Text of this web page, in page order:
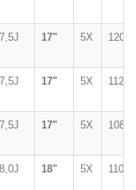
7,5J 17" 5X 120
7,5J 17" 5X 112
7,5J 17" 5X 108
8,0J 18" 5X 110